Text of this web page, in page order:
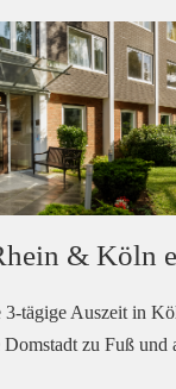
& Köln
tägige Auszeit in
zu Fuß und